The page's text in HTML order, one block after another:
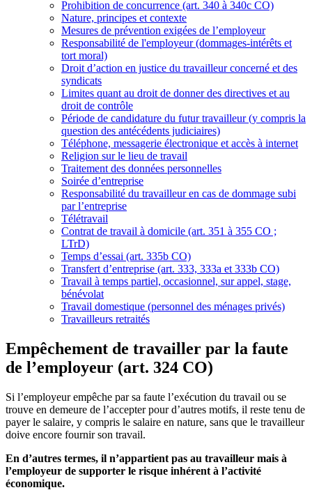
Prohibition de concurrence (art. 340 à 340c CO)
Nature, principes et contexte
Mesures de prévention exigées de l’employeur
Responsabilité de l'employeur (dommages-intérêts et
tort moral)
Droit d’action en justice du travailleur concerné et des
syndicats
Limites quant au droit de donner des directives et au
droit de contrôle
Période de candidature du futur travailleur (y compris la
question des antécédents judiciaires)
Téléphone, messagerie électronique et accès à internet
Religion sur le lieu de travail
Traitement des données personnelles
Soirée d’entreprise
Responsabilité du travailleur en cas de dommage subi
par l’entreprise
Télétravail
Contrat de travail à domicile (art. 351 à 355 CO ;
LTrD)
Temps d’essai (art. 335b CO)
Transfert d’entreprise (art. 333, 333a et 333b CO)
Travail à temps partiel, occasionnel, sur appel, stage,
bénévolat
Travail domestique (personnel des ménages privés)
Travailleurs retraités
Empêchement de travailler par la faute
de l’employeur (art. 324 CO)
Si l’employeur empêche par sa faute l’exécution du travail ou se
trouve en demeure de l’accepter pour d’autres motifs, il reste tenu de
payer le salaire, y compris le salaire en nature, sans que le travailleur
doive encore fournir son travail.
En d’autres termes, il n’appartient pas au travailleur mais à
l’employeur de supporter le risque inhérent à l’activité
économique.